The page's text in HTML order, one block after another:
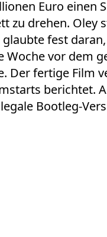
Euro einen
zu drehen. Oley
fest
Woche vor dem
Der fertige Film
berichtet.
Bootleg-